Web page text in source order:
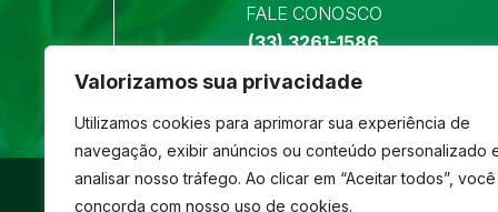
Valorizamos sua privacidade
Utilizamos cookies para aprimorar sua experiência de
navegação, exibir anúncios ou conteúdo personalizado
analisar nosso tráfego. Ao clicar em “Aceitar todos”, você
concorda com nosso uso de cookies.
FALE CONOSCO
(33) 3261-1586
© São José- Todos os direitos reservados